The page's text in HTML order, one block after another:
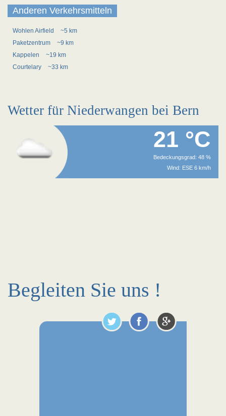
Anderen Verkehrsmitteln
Wohlen Airfield
~5 km
Paketzentrum
~9 km
Kappelen
~19 km
Courtelary
~33 km
Wetter für Niederwangen bei Bern
21 °C
Bedeckungsgrad: 48 %
Wind: ESE 6 km/h
Begleiten Sie uns !